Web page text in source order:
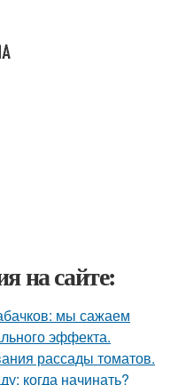
на сайте:
мы сажаем
эффекта.
рассады томатов.
когда начинать?